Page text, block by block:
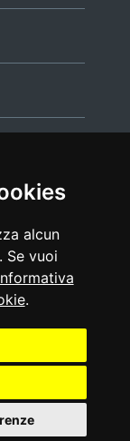
alcun
Se vuoi
.